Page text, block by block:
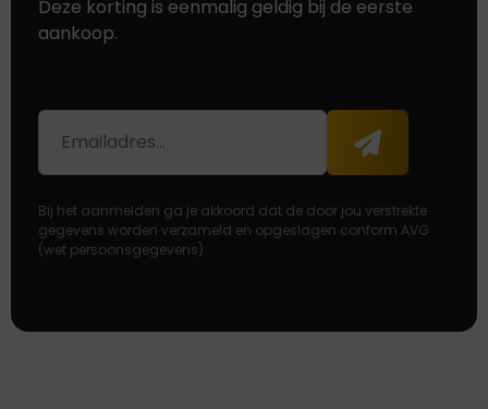
Deze korting is eenmalig geldig bij de eerste
aankoop.
E-
mailadres
Aanmelden
Bij het aanmelden ga je akkoord dat de door jou verstrekte
gegevens worden verzameld en opgeslagen conform AVG
(wet persoonsgegevens)